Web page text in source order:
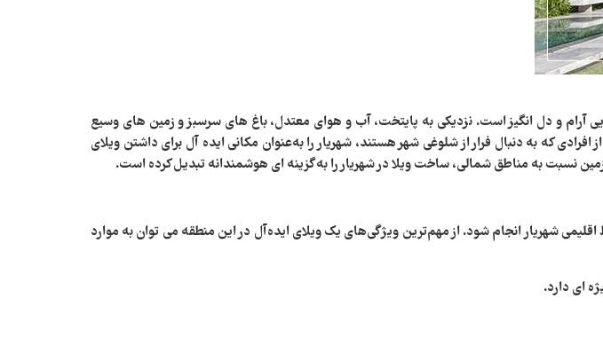
آرام و دل‌ انگیز است. نزدیکی به پایتخت، آب‌ و هوای معتدل، باغ‌ های سرسبز و زمین‌ های وسیع
که به دنبال فرار از شلوغی شهر هستند، شهریار را به‌عنوان مکانی ایده‌ آل برای داشتن ویلای
به مناطق شمالی، ساخت ویلا در شهریار را به گزینه‌ ای هوشمندانه تبدیل کرده است.
شهریار انجام شود. از مهم‌ترین ویژگی‌های یک ویلای ایده‌آل در این منطقه می‌ توان به موارد
ای دارد.